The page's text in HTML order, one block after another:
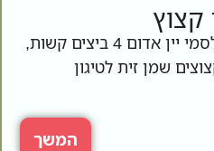
קצוץ
500 גר' כבדי עוף חומץ בלסמי יין אדום 4 ביצים קשות,
קצוצים שמן זית לטיגון
המשך